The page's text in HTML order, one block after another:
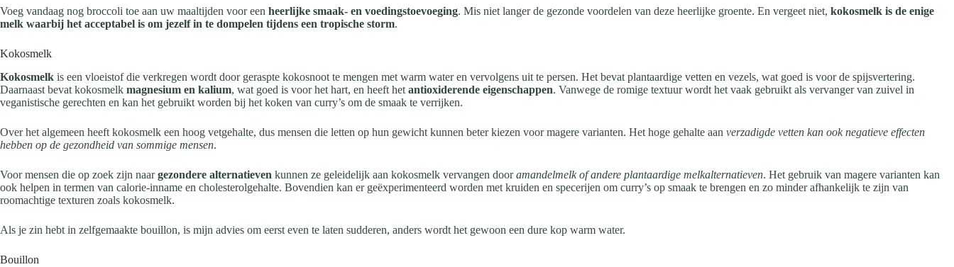
Voeg vandaag nog broccoli toe aan uw maaltijden voor een heerlijke smaak- en voedingstoevoeging. Mis niet langer de gezonde voordelen van deze heerlijke groente. En vergeet niet, kokosmelk is de enige
melk waarbij het acceptabel is om jezelf in te dompelen tijdens een tropische storm.
Kokosmelk
Kokosmelk is een vloeistof die verkregen wordt door geraspte kokosnoot te mengen met warm water en vervolgens uit te persen. Het bevat plantaardige vetten en vezels, wat goed is voor de spijsvertering.
Daarnaast bevat kokosmelk magnesium en kalium, wat goed is voor het hart, en heeft het antioxiderende eigenschappen. Vanwege de romige textuur wordt het vaak gebruikt als vervanger van zuivel in
veganistische gerechten en kan het gebruikt worden bij het koken van curry’s om de smaak te verrijken.
Over het algemeen heeft kokosmelk een hoog vetgehalte, dus mensen die letten op hun gewicht kunnen beter kiezen voor magere varianten. Het hoge gehalte aan verzadigde vetten kan ook negatieve effecten
hebben op de gezondheid van sommige mensen.
Voor mensen die op zoek zijn naargezondere alternatieven kunnen ze geleidelijk aan kokosmelk vervangen dooramandelmelk of andere plantaardige melkalternatieven. Het gebruik van magere varianten kan
ook helpen in termen van calorie-inname en cholesterolgehalte. Bovendien kan er geëxperimenteerd worden met kruiden en specerijen om curry’s op smaak te brengen en zo minder afhankelijk te zijn van
roomachtige texturen zoals kokosmelk.
Als je zin hebt in zelfgemaakte bouillon, is mijn advies om eerst even te laten sudderen, anders wordt het gewoon een dure kop warm water.
Bouillon